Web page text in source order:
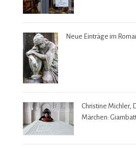
Neue Einträge im
Christine Michler,
Märchen: